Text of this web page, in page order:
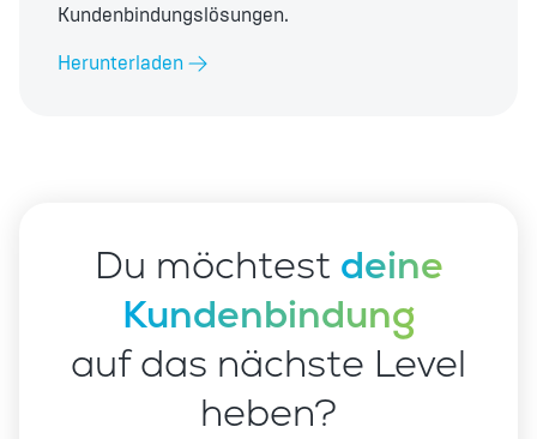
Kundenbindungslösungen.
Herunterladen
Du möchtest deine
Kundenbindung
auf das nächste Level
heben?